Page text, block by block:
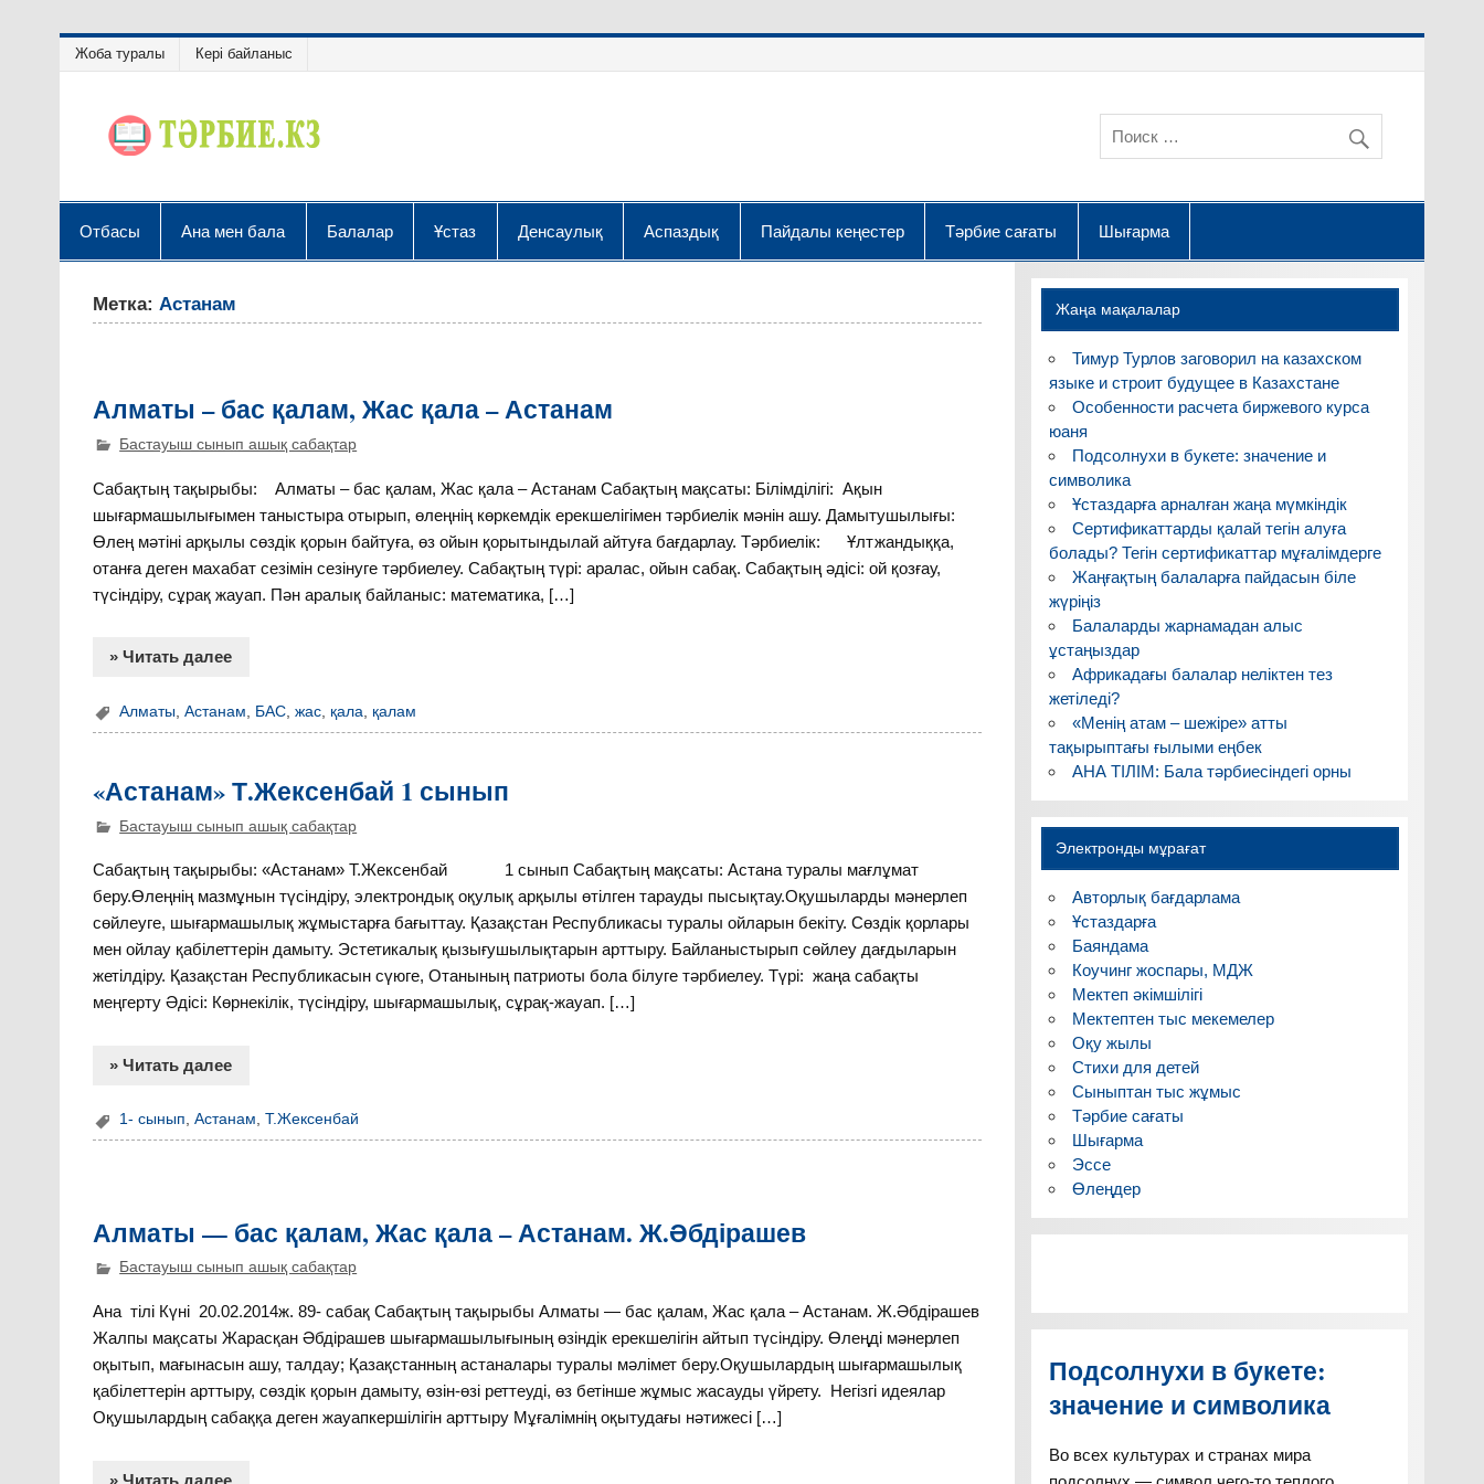
Жоба туралы Кері байланыс
Отбасы Ана мен бала Балалар Ұстаз Денсаулық Аспаздық Пайдалы кеңестер Тәрбие сағаты Шығарма
Метка: Астанам
Алматы – бас қалам, Жас қала – Астанам
Бастауыш сынып ашық сабақтар
Сабақтың тақырыбы: Алматы – бас қалам, Жас қала – Астанам Сабақтың мақсаты: Білімділігі: Ақын
шығармашылығымен таныстыра отырып, өлеңнің көркемдік ерекшелігімен тәрбиелік мәнін ашу. Дамытушылығы:
Өлең мәтіні арқылы сөздік қорын байтуға, өз ойын қорытындылай айтуға бағдарлау. Тәрбиелік: Ұлтжандыққа,
отанға деген махабат сезімін сезінуге тәрбиелеу. Сабақтың түрі: аралас, ойын сабақ. Сабақтың әдісі: ой қозғау,
түсіндіру, сұрақ жауап. Пән аралық байланыс: математика, […]
» Читать далее
Алматы ,Астанам БАС ,жас қала қалам
«Астанам» Т.Жексенбай 1 сынып
Бастауыш сынып ашық сабақтар
Сабақтың тақырыбы: «Астанам» Т.Жексенбай 1 сынып Сабақтың мақсаты: Астана туралы мағлұмат
беру.Өлеңнің мазмұнын түсіндіру, электрондық оқулық арқылы өтілген тарауды пысықтау.Оқушыларды мәнерлеп
сөйлеуге, шығармашылық жұмыстарға бағыттау. Қазақстан Республикасы туралы ойларын бекіту. Сөздік қорлары
мен ойлау қабілеттерін дамыту. Эстетикалық қызығушылықтарын арттыру. Байланыстырып сөйлеу дағдыларын
жетілдіру. Қазақстан Республикасын сүюге, Отанының патриоты бола білуге тәрбиелеу. Түрі: жаңа сабақты
меңгерту Әдісі: Көрнекілік, түсіндіру, шығармашылық, сұрақ-жауап. […]
» Читать далее
1- сынып,Астанам,Т.Жексенбай
Алматы — бас қалам, Жас қала – Астанам. Ж.Әбдірашев
Бастауыш сынып ашық сабақтар
Ана тілі Күні 20.02.2014ж. 89- сабақ Сабақтың тақырыбы Алматы — бас қалам, Жас қала – Астанам. Ж.Әбдірашев
Жалпы мақсаты Жарасқан Әбдірашев шығармашылығының өзіндік ерекшелігін айтып түсіндіру. Өлеңді мәнерлеп
оқытып, мағынасын ашу, талдау; Қазақстанның астаналары туралы мәлімет беру.Оқушылардың шығармашылық
қабілеттерін арттыру, сөздік қорын дамыту, өзін-өзі реттеуді, өз бетінше жұмыс жасауды үйрету. Негізгі идеялар
Оқушылардың сабаққа деген жауапкершілігін арттыру Мұғалімнің оқытудағы нәтижесі […]
» Читать далее
Жаңа мақалалар
Тимур Турлов заговорил на казахском
языке и строит будущее в Казахстане
Особенности расчета биржевого курса
юаня
Подсолнухи в букете: значение и
символика
Ұстаздарға арналған жаңа мүмкіндік
Сертификаттарды қалай тегін алуға
болады? Тегін сертификаттар мұғалімдерге
Жаңғақтың балаларға пайдасын біле
жүріңіз
Балаларды жарнамадан алыс
ұстаңыздар
Африкадағы балалар неліктен тез
жетіледі?
«Менің атам – шежіре» атты
тақырыптағы ғылыми еңбек
АНА ТІЛІМ: Бала тәрбиесіндегі орны
Электронды мұрағат
Авторлық бағдарлама
Ұстаздарға
Баяндама
Коучинг жоспары, МДЖ
Мектеп әкімшілігі
Мектептен тыс мекемелер
Оқу жылы
Стихи для детей
Сыныптан тыс жұмыс
Тәрбие сағаты
Шығарма
Эссе
Өлеңдер
Подсолнухи в букете:
значение и символика
Во всех культурах и странах мира